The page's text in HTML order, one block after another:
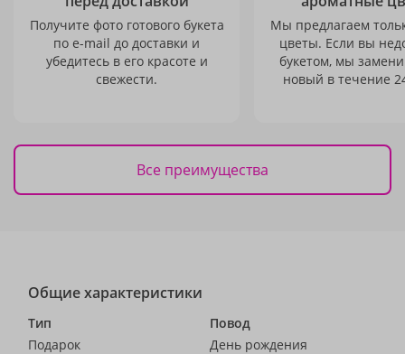
Получите фото готового букета
по e-mail до доставки и
убедитесь в его красоте и
свежести.
Мы предлагаем
цветы. Если вы
букетом, мы
новый в течение
Все преимущества
Общие характеристики
Тип
Подарок
Повод
День рождения